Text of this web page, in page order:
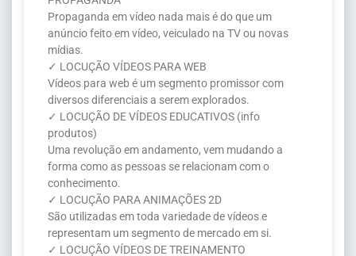
Propaganda em vídeo nada mais é do que um
anúncio feito em vídeo, veiculado na TV ou novas
mídias.
✓ LOCUÇÃO VÍDEOS PARA WEB
Vídeos para web é um segmento promissor com
diversos diferenciais a serem explorados.
✓ LOCUÇÃO DE VÍDEOS EDUCATIVOS (info
produtos)
Uma revolução em andamento, vem mudando a
forma como as pessoas se relacionam com o
conhecimento.
✓ LOCUÇÃO PARA ANIMAÇÕES 2D
São utilizadas em toda variedade de vídeos e
representam um segmento de mercado em si.
✓ LOCUÇÃO VÍDEOS DE TREINAMENTO